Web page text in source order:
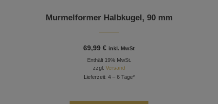
Murmelformer Halbkugel, 90 mm
69,99€ inkl. MwSt
Enthält 19% MwSt.
zzgl.Versand
Lieferzeit: 4 – 6 Tage*